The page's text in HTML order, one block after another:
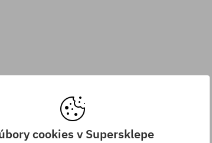
cookies v Supersklepe